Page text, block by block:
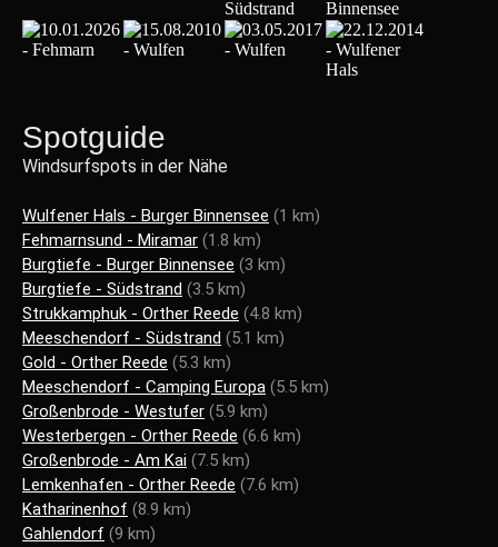
Spotguide
Windsurfspots in der Nähe
Wulfener Hals - Burger Binnensee (1 km)
Fehmarnsund - Miramar (1.8 km)
Burgtiefe - Burger Binnensee (3 km)
Burgtiefe - Südstrand (3.5 km)
Strukkamphuk - Orther Reede (4.8 km)
Meeschendorf - Südstrand (5.1 km)
Gold - Orther Reede (5.3 km)
Meeschendorf - Camping Europa (5.5 km)
Großenbrode - Westufer (5.9 km)
Westerbergen - Orther Reede (6.6 km)
Großenbrode - Am Kai (7.5 km)
Lemkenhafen - Orther Reede (7.6 km)
Katharinenhof (8.9 km)
Gahlendorf (9 km)